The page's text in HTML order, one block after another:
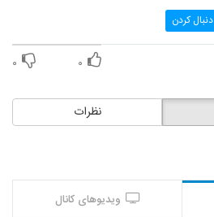
دنبال کردن
۰ ۰
نظرات
ویدیوهای کانال